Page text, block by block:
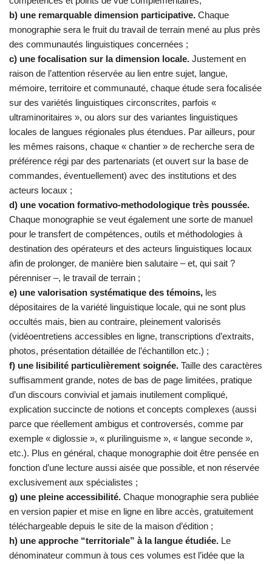
b) une remarquable dimension participative. Chaque
monographie sera le fruit du travail de terrain mené au plus près
des communautés linguistiques concernées ;
c) une focalisation sur la dimension locale. Justement en
raison de l’attention réservée au lien entre sujet, langue,
mémoire, territoire et communauté, chaque étude sera focalisée
sur des variétés linguistiques circonscrites, parfois «
ultraminoritaires », ou alors sur des variantes linguistiques
locales de langues régionales plus étendues. Par ailleurs, pour
les mêmes raisons, chaque « chantier » de recherche sera de
préférence régi par des partenariats (et ouvert sur la base de
commandes, éventuellement) avec des institutions et des
acteurs locaux ;
d) une vocation formativo-methodologique très poussée.
Chaque monographie se veut également une sorte de manuel
pour le transfert de compétences, outils et méthodologies à
destination des opérateurs et des acteurs linguistiques locaux
afin de prolonger, de manière bien salutaire – et, qui sait ?
pérenniser –, le travail de terrain ;
e) une valorisation systématique des témoins, les
dépositaires de la variété linguistique locale, qui ne sont plus
occultés mais, bien au contraire, pleinement valorisés
(vidéoentretiens accessibles en ligne, transcriptions d’extraits,
photos, présentation détaillée de l’échantillon etc.) ;
f) une lisibilité particulièrement soignée. Taille des caractères
suffisamment grande, notes de bas de page limitées, pratique
d’un discours convivial et jamais inutilement compliqué,
explication succincte de notions et concepts complexes (aussi
parce que réellement ambigus et controversés, comme par
exemple « diglossie », « plurilinguisme », « langue seconde »,
etc.). Plus en général, chaque monographie doit être pensée en
fonction d’une lecture aussi aisée que possible, et non réservée
exclusivement aux spécialistes ;
g) une pleine accessibilité. Chaque monographie sera publiée
en version papier et mise en ligne en libre accès, gratuitement
téléchargeable depuis le site de la maison d’édition ;
h) une approche “territoriale” à la langue étudiée. Le
dénominateur commun à tous ces volumes est l’idée que la